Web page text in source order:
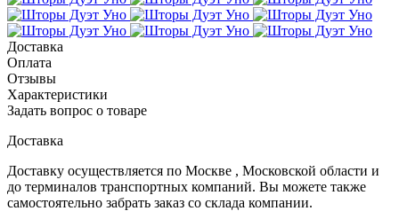
Доставка
Оплата
Отзывы
Характеристики
Задать вопрос о товаре
Доставка
Доставку осуществляется по Москве , Московской области и
до терминалов транспортных компаний. Вы можете также
самостоятельно забрать заказ со склада компании.